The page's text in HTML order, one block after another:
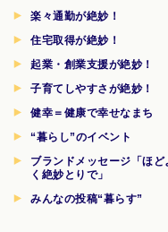
楽々通勤が絶妙！
住宅取得が絶妙！
起業・創業支援が絶妙！
子育てしやすさが絶妙！
健幸＝健康で幸せなまち
“暮らし”のイベント
ブランドメッセージ「ほど
く絶妙とりで」
みんなの投稿“暮らす”